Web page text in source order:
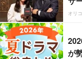
オリ
が